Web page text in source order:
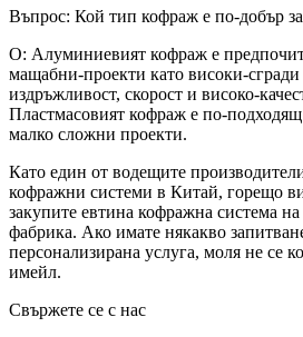
Въпрос: Кой тип кофраж е по-добър
О: Алуминиевият кофраж е
мащабни-проекти като високи-сгради
издръжливост, скорост и високо-
Пластмасовият кофраж е по-
малко сложни проекти.
Като един от водещите
кофражни системи в Китай, горещо
закупите евтина кофражна система
фабрика. Ако имате някакво
персонализирана услуга, моля не се
имейл.
Свържете се с нас